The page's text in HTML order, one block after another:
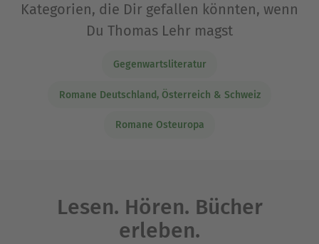
Kategorien, die Dir gefallen könnten, wenn
Du Thomas Lehr magst
Gegenwartsliteratur
Romane Deutschland, Österreich & Schweiz
Romane Osteuropa
Lesen. Hören. Bücher
erleben.